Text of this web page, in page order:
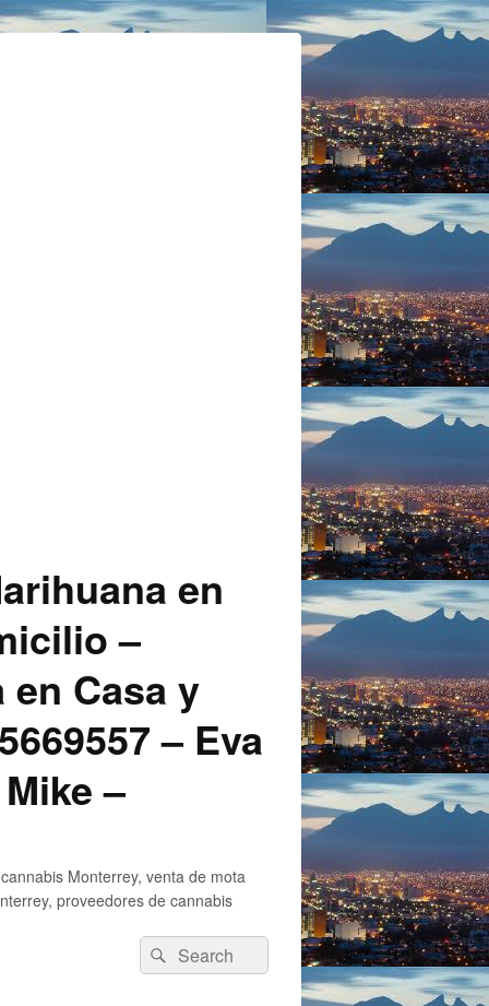
en
–
Casa y
– Eva
–
Monterrey, venta de mota
proveedores de cannabis
Search
for:
Search